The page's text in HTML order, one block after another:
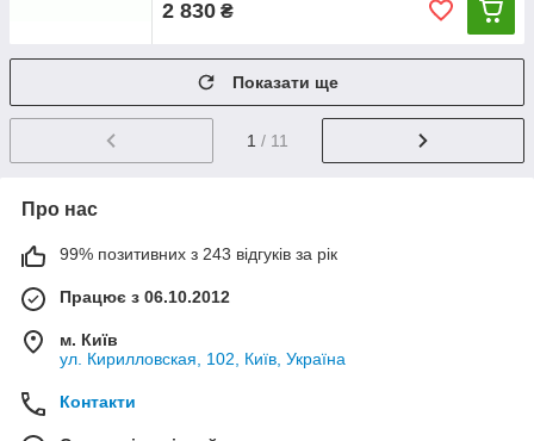
2 830 ₴
Показати ще
1 / 11
Про нас
99% позитивних з 243 відгуків за рік
Працює з 06.10.2012
м. Київ
ул. Кирилловская, 102, Київ, Україна
Контакти